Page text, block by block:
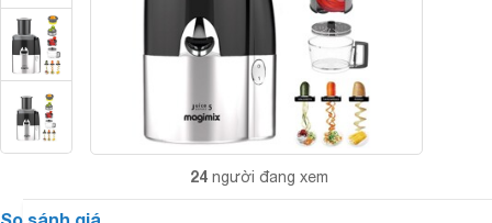
24 người đang xem
So sánh giá